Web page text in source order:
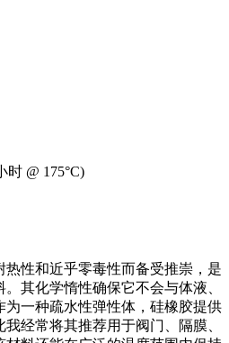
时 @ 175°C)
热性和近乎零毒性而备受推崇，是
其化学惰性确保它不会与体液、
一种疏水性弹性体，硅橡胶提供
经常将其推荐用于阀门、隔膜、